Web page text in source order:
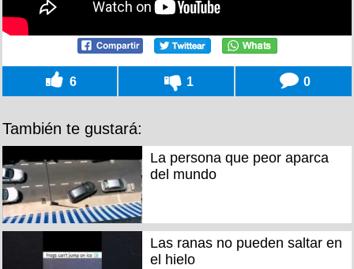
6 1 0
También te gustará:
La persona que peor aparca
del mundo
Las ranas no pueden saltar en
el hielo